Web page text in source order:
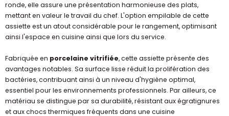
ronde, elle assure une présentation harmonieuse des plats,
mettant en valeur le travail du chef. L'option empilable de cette
assiette est un atout considérable pour le rangement, optimisant
ainsi l'espace en cuisine ainsi que lors du service.
Fabriquée en porcelaine vitrifiée, cette assiette présente des
avantages notables. Sa surface lisse réduit la prolifération des
bactéries, contribuant ainsi à un niveau d'hygiène optimal,
essentiel pour les environnements professionnels. Par ailleurs, ce
matériau se distingue par sa durabilité, résistant aux égratignures
et aux chocs thermiques fréquents dans une cuisine